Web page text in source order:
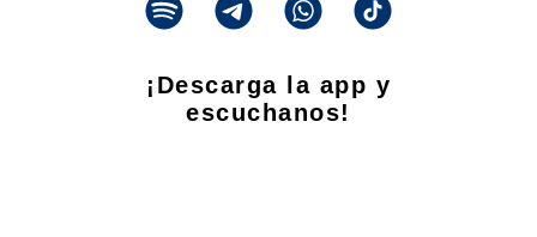
¡Descarga la app y
escuchanos!